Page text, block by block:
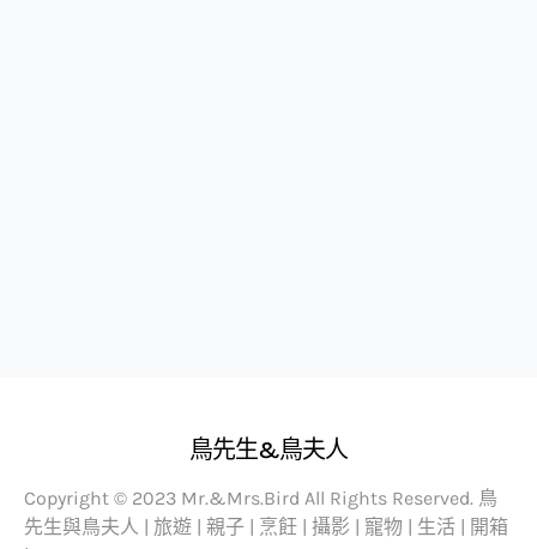
鳥先生&鳥夫人
Copyright © 2023 Mr.&Mrs.Bird All Rights Reserved. 鳥
先生與鳥夫人 | 旅遊 | 親子 | 烹飪 | 攝影 | 寵物 | 生活 | 開箱